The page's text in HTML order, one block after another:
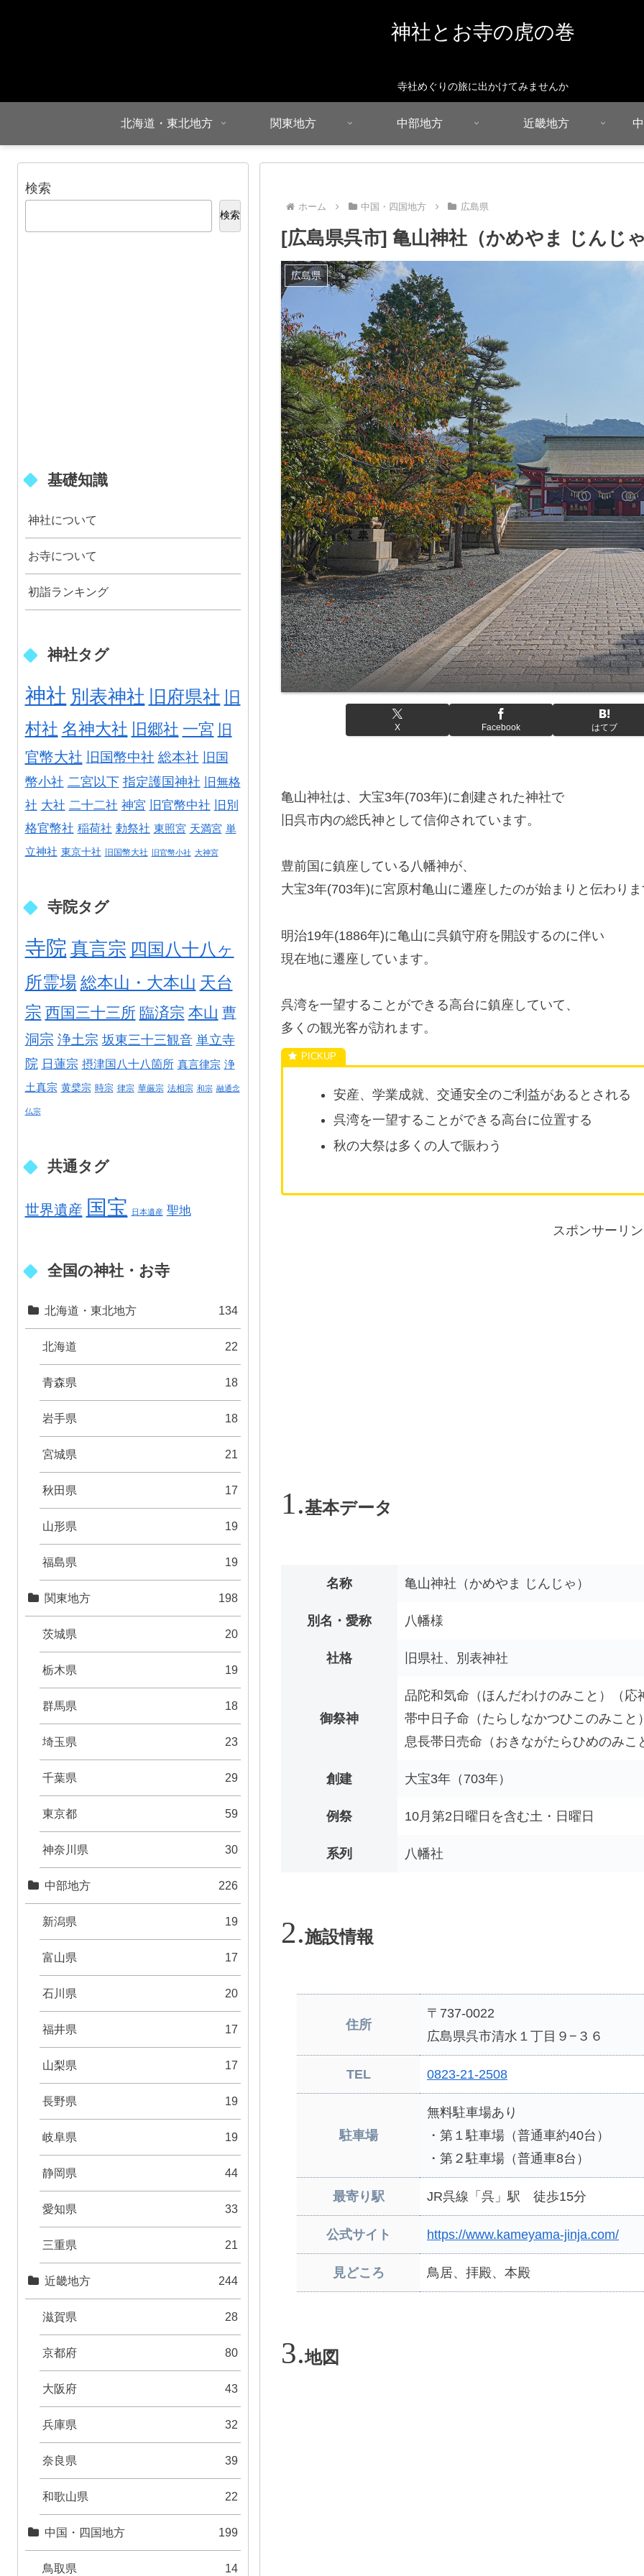
神社とお寺の虎の巻
寺社めぐりの旅に出かけてみませんか
北海道・東北地方 関東地方 中部地方 近畿地方
ホーム 中国・四国地方 広島県
[広島県呉市] 亀山神社（かめやま じんじ
広島県
X Facebook はてブ
亀山神社は、大宝3年(703年)に創建された神社で
旧呉市内の総氏神として信仰されています。
豊前国に鎮座している八幡神が、
大宝3年(703年)に宮原村亀山に遷座したのが始まりと伝わり
明治19年(1886年)に亀山に呉鎮守府を開設するのに伴い
現在地に遷座しています。
呉湾を一望することができる高台に鎮座していて、
多くの観光客が訪れます。
安産、学業成就、交通安全のご利益があるとされる
呉湾を一望することができる高台に位置する
秋の大祭は多くの人で賑わう
スポンサーリ
基本データ
名称 亀山神社（かめやま じんじゃ）
別名・愛称 八幡様
社格 旧県社、別表神社
御祭神
品陀和気命（ほんだわけのみこと）（応
帯中日子命（たらしなかつひこのみこと
息長帯日売命（おきながたらひめのみこ
創建 大宝3年（703年）
例祭 10月第2日曜日を含む土・日曜日
系列 八幡社
施設情報
住所
〒737-0022
広島県呉市清水１丁目９−３６
TEL 0823-21-2508
駐車場
無料駐車場あり
・第１駐車場（普通車約40台）
・第２駐車場（普通車8台）
最寄り駅 JR呉線「呉」駅 徒歩15分
公式サイト https://www.kameyama-jinja.com/
見どころ 鳥居、拝殿、本殿
地図
検索
検索
基礎知識
神社について
お寺について
初詣ランキング
神社タグ
神社 別表神社 旧府県社 旧
村社 名神大社 旧郷社 一宮
旧
官幣大社
旧国幣中社 総本社
旧国
幣小社 二宮以下 指定護国神社 旧無格
社 大社 二十二社 神宮 旧官幣中社
旧別
格官幣社 稲荷社 勅祭社 東照宮 天満宮 単
立神社 東京十社 旧国幣大社 旧官幣小社 大神宮
寺院タグ
寺院 真言宗 四国八十八ヶ
所霊場 総本山・大本山 天台
宗 西国三十三所 臨済宗 本山 曹
洞宗 浄土宗 坂東三十三観音 単立寺
院 日蓮宗 摂津国八十八箇所 真言律宗 浄
土真宗 黄檗宗 時宗 律宗 華厳宗 法相宗 和宗 融通念
仏宗
共通タグ
世界遺産 国宝 日本遺産 聖地
全国の神社・お寺
北海道・東北地方 134
北海道 22
青森県 18
岩手県 18
宮城県 21
秋田県 17
山形県 19
福島県 19
関東地方 198
茨城県 20
栃木県 19
群馬県 18
埼玉県 23
千葉県 29
東京都 59
神奈川県 30
中部地方 226
新潟県 19
富山県 17
石川県 20
福井県 17
山梨県 17
長野県 19
岐阜県 19
静岡県 44
愛知県 33
三重県 21
近畿地方 244
滋賀県 28
京都府 80
大阪府 43
兵庫県 32
奈良県 39
和歌山県 22
中国・四国地方 199
鳥取県 14